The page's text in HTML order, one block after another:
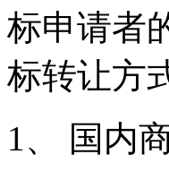
标申请者
标转让方
1、 国内